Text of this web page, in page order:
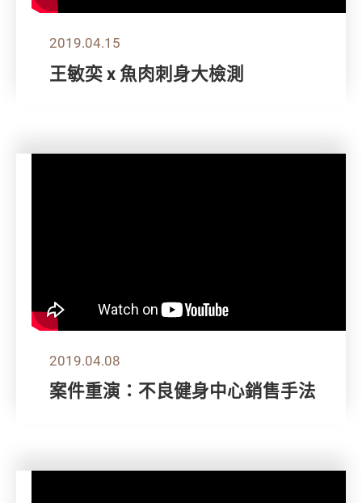
2019.04.15
王敏奕 x 魚肉刺身大檢測
2019.04.08
案件重演：不良健身中心銷售手法